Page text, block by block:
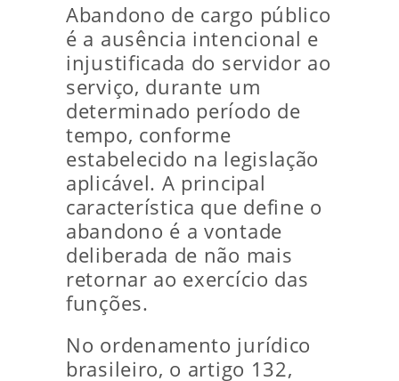
Abandono de cargo público
é a ausência intencional e
injustificada do servidor ao
serviço, durante um
determinado período de
tempo, conforme
estabelecido na legislação
aplicável. A principal
característica que define o
abandono é a vontade
deliberada de não mais
retornar ao exercício das
funções.
No ordenamento jurídico
brasileiro, o artigo 132,